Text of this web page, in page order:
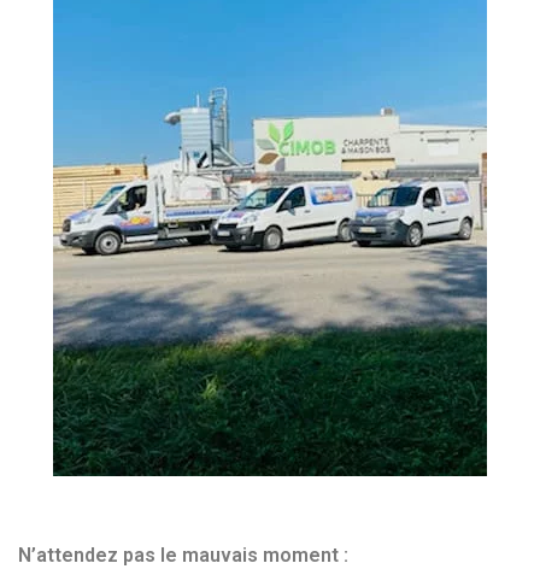
N’attendez pas le mauvais moment :